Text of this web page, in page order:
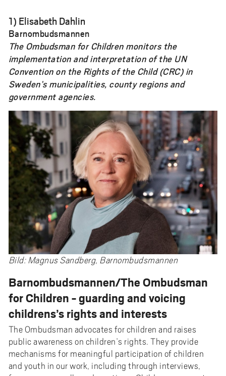
1) Elisabeth Dahlin
Barnombudsmannen
The Ombudsman for Children monitors the
implementation and interpretation of the UN
Convention on the Rights of the Child (CRC) in
Sweden’s municipalities, county regions and
government agencies.
Bild: Magnus Sandberg, Barnombudsmannen
Barnombudsmannen/The Ombudsman
for Children - guarding and voicing
childrens’s rights and interests
The Ombudsman advocates for children and raises
public awareness on children’s rights. They provide
mechanisms for meaningful participation of children
and youth in our work, including through interviews,